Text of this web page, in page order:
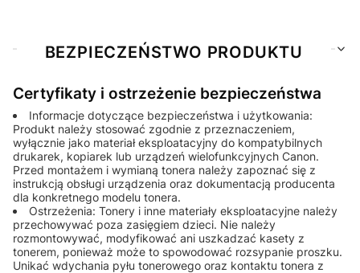
BEZPIECZEŃSTWO PRODUKTU
Certyfikaty i ostrzeżenie bezpieczeństwa
Informacje dotyczące bezpieczeństwa i użytkowania:
Produkt należy stosować zgodnie z przeznaczeniem,
wyłącznie jako materiał eksploatacyjny do kompatybilnych
drukarek, kopiarek lub urządzeń wielofunkcyjnych Canon.
Przed montażem i wymianą tonera należy zapoznać się z
instrukcją obsługi urządzenia oraz dokumentacją producenta
dla konkretnego modelu tonera.
Ostrzeżenia: Tonery i inne materiały eksploatacyjne należy
przechowywać poza zasięgiem dzieci. Nie należy
rozmontowywać, modyfikować ani uszkadzać kasety z
tonerem, ponieważ może to spowodować rozsypanie proszku.
Unikać wdychania pyłu tonerowego oraz kontaktu tonera z